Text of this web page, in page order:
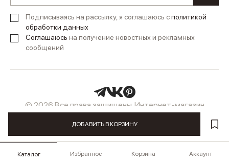
Каталог Избранное Корзина Аккаунт
ДОБАВИТЬ В КОРЗИНУ
Подписываясь на рассылку, я соглашаюсь сполитикой
обработки данных
Соглашаюсь на получение новостных и рекламных
сообщений
© 2026 Все права защищены. Интернет-магазин
женской одежды LUSIO